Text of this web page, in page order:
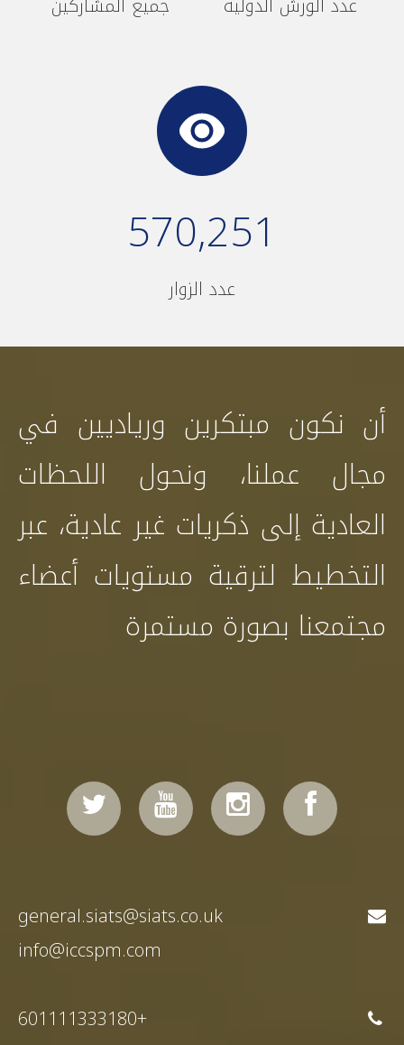
570,251
عدد الزوار
أن نكون مبتكرين ورياديين في
مجال عملنا، ونحول اللحظات
العادية إلى ذكريات غير عادية، عبر
التخطيط لترقية مستويات أعضاء
مجتمعنا بصورة مستمرة
general.siats@siats.co.uk
info@iccspm.com
+601111333180